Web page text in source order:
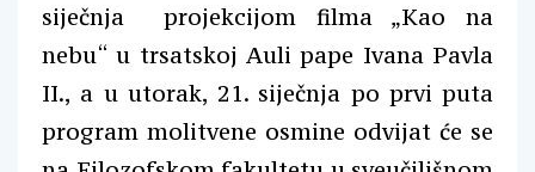
siječnja projekcijom filma „Kao na
nebu“ u trsatskoj Auli pape Ivana Pavla
II., a u utorak, 21. siječnja po prvi puta
program molitvene osmine odvijat će se